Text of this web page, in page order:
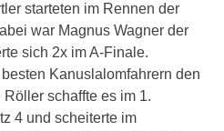
starteten im Rennen der
war Magnus Wagner der
sich 2x im A-Finale.
Kanuslalomfahrern den
schaffte es im 1.
4 und scheiterte im